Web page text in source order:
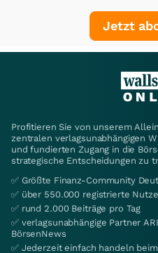
Jetzt
Profitieren Sie von unserem
zentralen verlagsunabhängigen
und fundierten Zugang in die
strategische Entscheidungen zu
✅ Größte Finanz-Community
✅ über 550.000 registrierte
✅ rund 2.000 Beiträge pro Tag
✅ verlagsunabhängige Partner
BörsenNews
✅ Jederzeit einfach handeln beim